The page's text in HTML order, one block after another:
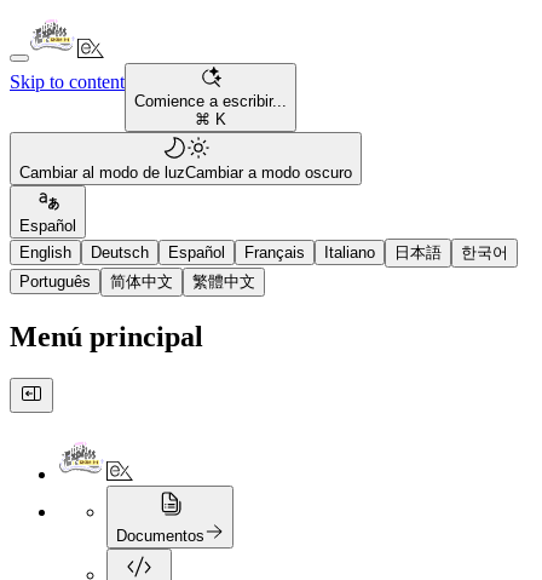
Skip to content
Comience a escribir...
⌘ K
Cambiar al modo de luzCambiar a modo oscuro
Español
English
Deutsch Español Français Italiano 日本語
한국어
Português
简体中文 繁體中文
Menú principal
Documentos